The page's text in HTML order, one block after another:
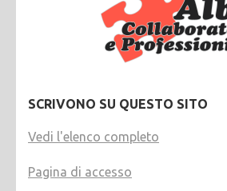
SCRIVONO SU QUESTO SITO
Vedi l'elenco completo
Pagina di accesso